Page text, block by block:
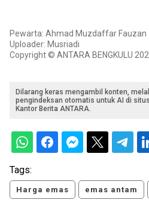
Pewarta: Ahmad Muzdaffar Fauzan
Uploader: Musriadi
Copyright © ANTARA BENGKULU
Dilarang keras mengambil konten,
pengindeksan otomatis untuk AI di
Kantor Berita ANTARA.
Tags:
Harga emas emas antam